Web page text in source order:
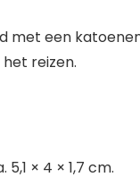
met een
reizen.
× 4 × 1,7 cm.